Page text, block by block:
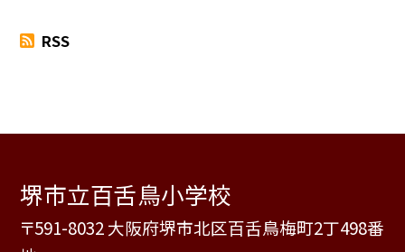
RSS
堺市立百舌鳥小学校
〒591-8032 大阪府堺市北区百舌鳥梅町2丁498番